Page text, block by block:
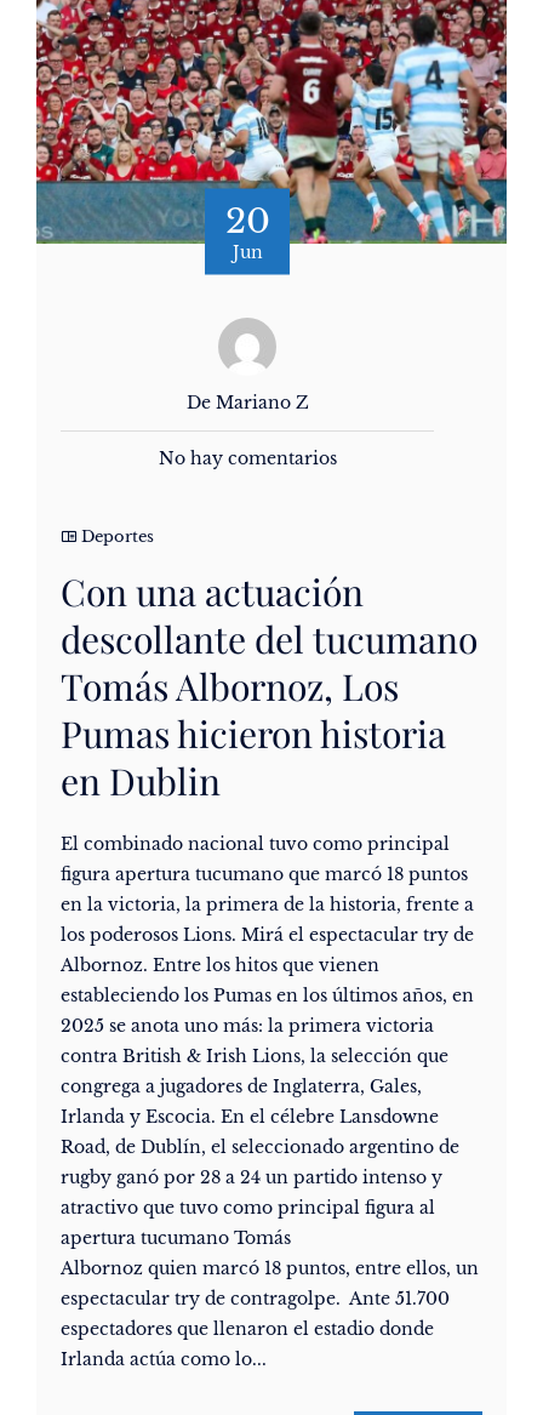
20
Jun
De Mariano Z
No hay comentarios
Deportes
Con una actuación
descollante del tucumano
Tomás Albornoz, Los
Pumas hicieron historia
en Dublin
El combinado nacional tuvo como principal
figura apertura tucumano que marcó 18 puntos
en la victoria, la primera de la historia, frente a
los poderosos Lions. Mirá el espectacular try de
Albornoz. Entre los hitos que vienen
estableciendo los Pumas en los últimos años, en
2025 se anota uno más: la primera victoria
contra British & Irish Lions, la selección que
congrega a jugadores de Inglaterra, Gales,
Irlanda y Escocia. En el célebre Lansdowne
Road, de Dublín, el seleccionado argentino de
rugby ganó por 28 a 24 un partido intenso y
atractivo que tuvo como principal figura al
apertura tucumano Tomás
Albornoz quien marcó 18 puntos, entre ellos, un
espectacular try de contragolpe. Ante 51.700
espectadores que llenaron el estadio donde
Irlanda actúa como lo...